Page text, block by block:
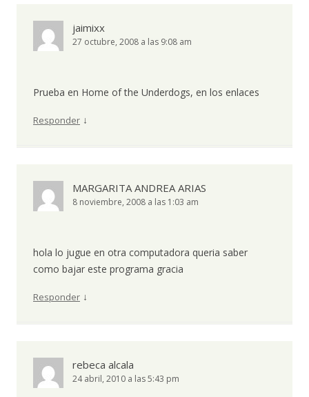
jaimixx
27 octubre, 2008 a las 9:08 am
Prueba en Home of the Underdogs, en los enlaces
Responder ↓
MARGARITA ANDREA ARIAS
8 noviembre, 2008 a las 1:03 am
hola lo jugue en otra computadora queria saber
como bajar este programa gracia
Responder ↓
rebeca alcala
24 abril, 2010 a las 5:43 pm